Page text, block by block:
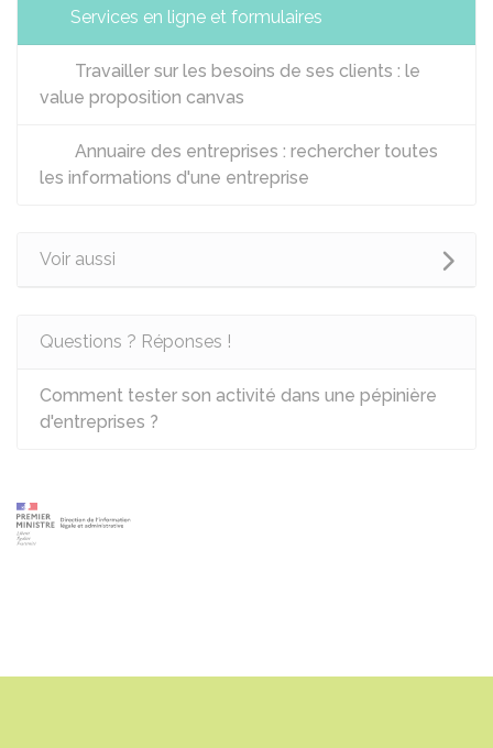
Services en ligne et formulaires
Travailler sur les besoins de ses clients : le
value proposition canvas
Annuaire des entreprises : rechercher toutes
les informations d'une entreprise
Voir aussi
Questions ? Réponses !
Comment tester son activité dans une pépinière
d'entreprises ?